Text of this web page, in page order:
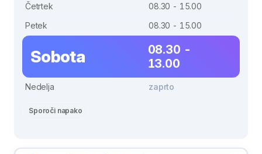
Četrtek
08.30 - 15.00
Petek
08.30 - 15.00
Sobota
08.30 -
13.00
Nedelja zaprto
Sporoči napako